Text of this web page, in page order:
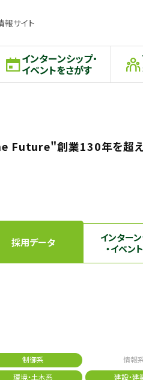
報サイト
インターンシップ・
イベントをさがす
創業130年を超え
採用データ
インター
・イベン
制御系 情報
環境・土木系 建設・建